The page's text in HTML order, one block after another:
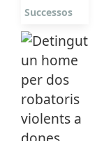
Successos